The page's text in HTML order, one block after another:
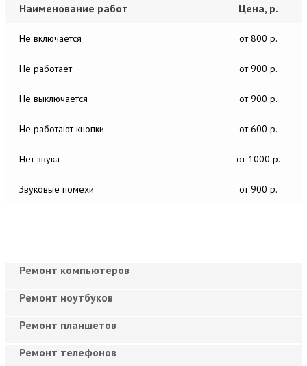
Наименование работ Цена, р.
Не включается от 800 р.
Не работает от 900 р.
Не выключается от 900 р.
Не работают кнопки от 600 р.
Нет звука от 1000 р.
Звуковые помехи от 900 р.
Ремонт компьютеров
Ремонт ноутбуков
Ремонт планшетов
Ремонт телефонов